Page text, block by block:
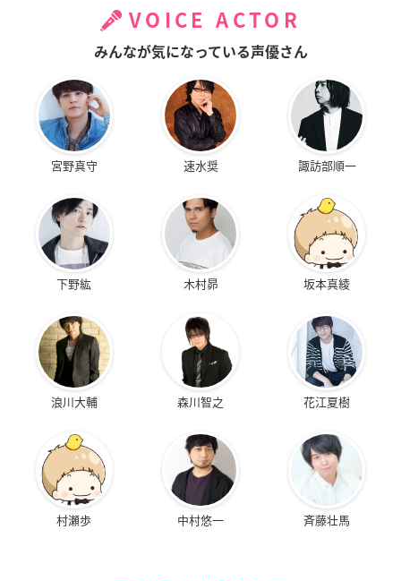
VOICE ACTOR
みんなが気になっている声優さん
宮野真守 速水奨 諏訪部順一
下野紘 木村昴 坂本真綾
浪川大輔 森川智之 花江夏樹
村瀬歩 中村悠一 斉藤壮馬